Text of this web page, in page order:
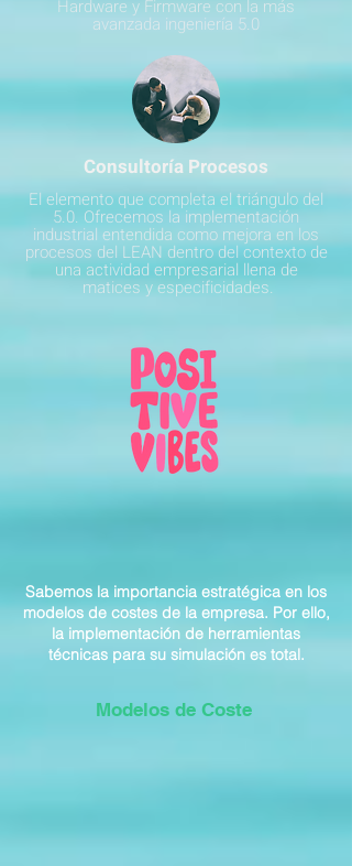
Hardware y Firmware con la más
avanzada ingeniería 5.0
Consultoría Procesos
El elemento que completa el triángulo del
5.0. Ofrecemos la implementación
industrial entendida como mejora en los
procesos del LEAN dentro del contexto de
una actividad empresarial llena de
matices y especificidades.
Sabemos la importancia estratégica en los
modelos de costes de la empresa. Por ello,
la implementación de herramientas
técnicas para su simulación es total.
Modelos de Coste